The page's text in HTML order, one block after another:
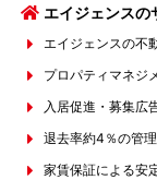
エイジェンスの
エイジェンスの不
プロパティマネジ
入居促進・募集広
退去率約4％の管
家賃保証による安